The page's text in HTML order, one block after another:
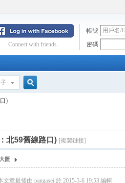
帳號
密碼
Connect with friends.
索
)
北59舊線路口) [複製鏈接]
圖
文章最後由 pangasei 於 2015-3-6 19:53 編輯